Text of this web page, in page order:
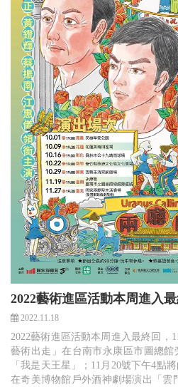
2022藝術進區活動本周進入最
2022.11.18
2022藝術進區活動本周進入最終回，
藝術出走」在台南市永康區市圖總
「我是天王星」；11月20號下午4點
在奇美博物館戶外酒神劇場演出「雲